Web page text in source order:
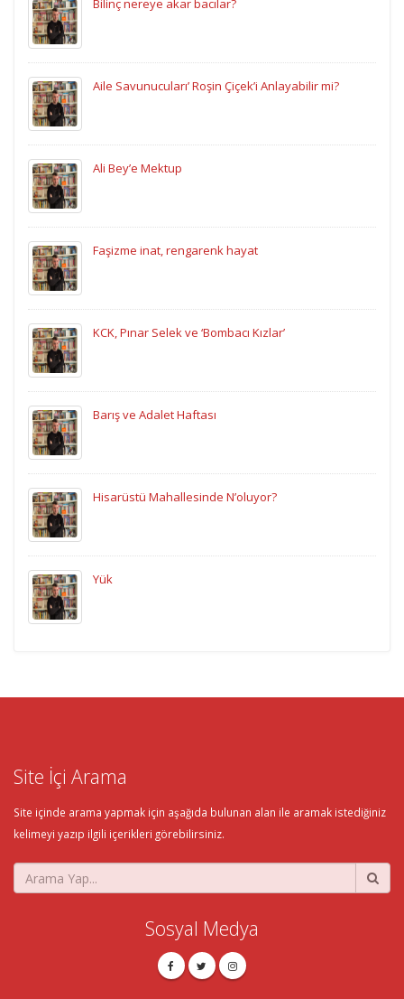
Bilinç nereye akar bacılar?
Aile Savunucuları’ Roşin Çiçek’i Anlayabilir mi?
Ali Bey’e Mektup
Faşizme inat, rengarenk hayat
KCK, Pınar Selek ve ‘Bombacı Kızlar’
Barış ve Adalet Haftası
Hisarüstü Mahallesinde N’oluyor?
Yük
Site İçi Arama
Site içinde arama yapmak için aşağıda bulunan alan ile aramak istediğiniz
kelimeyi yazıp ilgili içerikleri görebilirsiniz.
Sosyal Medya